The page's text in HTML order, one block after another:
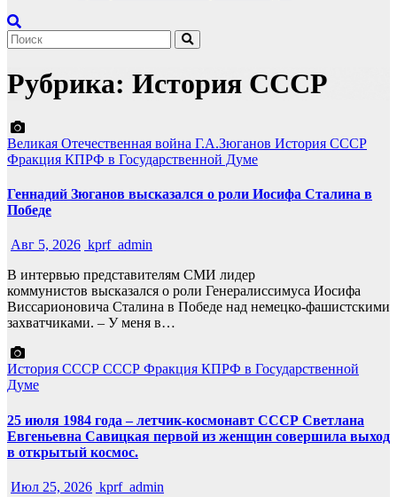
Рубрика: История СССР
Великая Отечественная война Г.А.Зюганов История СССР
Фракция КПРФ в Государственной Думе
Геннадий Зюганов высказался о роли Иосифа Сталина в
Победе
Авг 5, 2026 kprf_admin
В интервью представителям СМИ лидер
коммунистов высказался о роли Генералиссимуса Иосифа
Виссарионовича Сталина в Победе над немецко-фашистскими
захватчиками. – У меня в…
История СССР СССР Фракция КПРФ в Государственной
Думе
25 июля 1984 года – летчик-космонавт СССР Светлана
Евгеньевна Савицкая первой из женщин совершила выход
в открытый космос.
Июл 25, 2026 kprf_admin